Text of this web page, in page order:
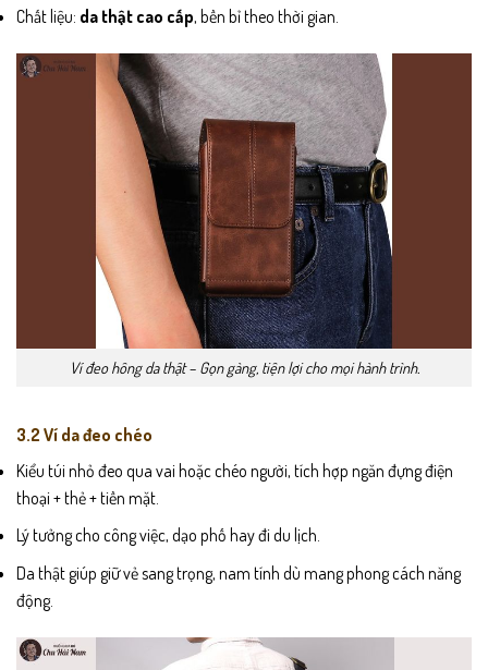
Chất liệu: da thật cao cấp, bền bỉ theo thời gian.
Ví đeo hông da thật – Gọn gàng, tiện lợi cho mọi hành trình.
3.2 Ví da đeo chéo
Kiểu túi nhỏ đeo qua vai hoặc chéo người, tích hợp ngăn đựng điện
thoại + thẻ + tiền mặt.
Lý tưởng cho công việc, dạo phố hay đi du lịch.
Da thật giúp giữ vẻ sang trọng, nam tính dù mang phong cách năng
động.